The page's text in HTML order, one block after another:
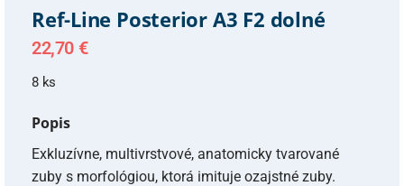
Ref-Line Posterior A3 F2 dolné
22,70 €
8 ks
Popis
Exkluzívne, multivrstvové, anatomicky tvarované
zuby s morfológiou, ktorá imituje ozajstné zuby.